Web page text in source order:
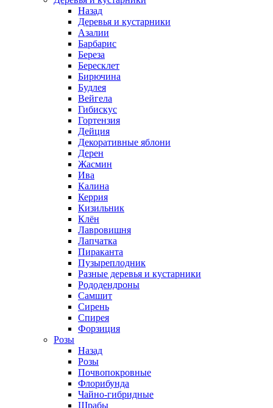
Назад
Деревья и кустарники
Азалии
Барбарис
Береза
Бересклет
Бирючина
Будлея
Вейгела
Гибискус
Гортензия
Дейция
Декоративные яблони
Дерен
Жасмин
Ива
Калина
Керрия
Кизильник
Клён
Лавровишня
Лапчатка
Пираканта
Пузыреплодник
Разные деревья и кустарники
Рододендроны
Самшит
Сирень
Спирея
Форзиция
Розы
Назад
Розы
Почвопокровные
Флорибунда
Чайно-гибридные
Шрабы